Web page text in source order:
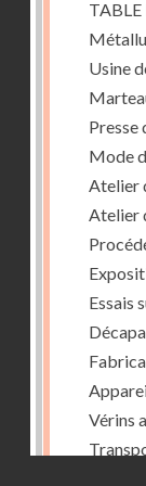
TABLE
Usine
Presse
Mode
Atelier
Atelier
Essais
Vérins